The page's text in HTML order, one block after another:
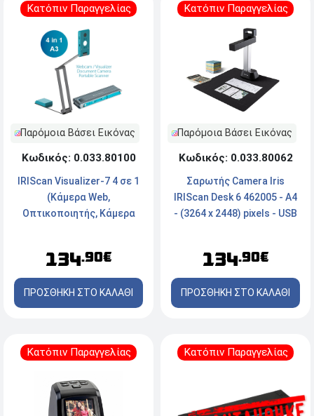
Κατόπιν Παραγγελίας
Παρόμοια Βάσει Εικόνας
Κωδικός: 0.033.80100
IRIScan Visualizer-7 4 σε 1
(Κάμερα Web,
Οπτικοποιητής, Κάμερα
Μπλέ
134.90€
ΠΡΟΣΘΗΚΗ ΣΤΟ ΚΑΛΑΘΙ
Κατόπιν Παραγγελίας
Παρόμοια Βάσει Εικόνας
Κωδικός: 0.033.80062
Σαρωτής Camera Iris
IRIScan Desk 6 462005 - A4
- (3264 x 2448) pixels - USB
134.90€
ΠΡΟΣΘΗΚΗ ΣΤΟ ΚΑΛΑΘΙ
Κατόπιν Παραγγελίας Κατόπιν Παραγγελίας